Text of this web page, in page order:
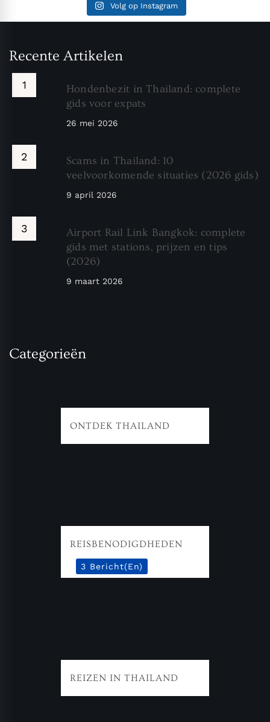
Volg op Instagram
Recente Artikelen
Hondenbezit in Thailand: complete
gids voor expats
26 mei 2026
Scams in Thailand: 10
veelvoorkomende situaties (2026 gids)
9 april 2026
Airport Rail Link Bangkok: complete
gids met stations, prijzen en tips
(2026)
9 maart 2026
Categorieën
ONTDEK THAILAND
REISBENODIGDHEDEN
3 Bericht(en)
REIZEN IN THAILAND